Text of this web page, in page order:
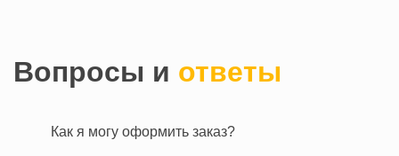
Вопросы и ответы
Как я могу оформить заказ?